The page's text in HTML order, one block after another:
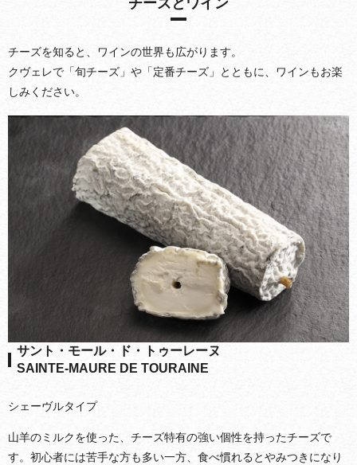
チーズを知ると、ワインの世界も広がります。
クヴェレで「旬チーズ」や「定番チーズ」とともに、ワインもお楽
しみください。
サント・モール・ド・トゥーレーヌ
SAINTE-MAURE DE TOURAINE
シェーヴルタイプ
山羊のミルクを使った、チーズ特有の強い個性を持ったチーズで
す。初心者には苦手な方も多い一方、食べ慣れるとやみつきになり